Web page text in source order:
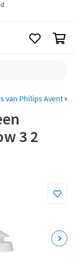
*
van Philips Avent
3 2